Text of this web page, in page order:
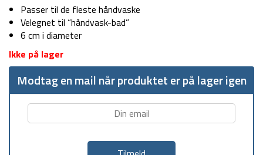
Passer til de fleste håndvaske
Velegnet til “håndvask-bad”
6 cm i diameter
Ikke på lager
Modtag en mail når produktet er på lager igen